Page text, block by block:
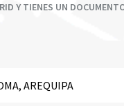
Y TIENES UN